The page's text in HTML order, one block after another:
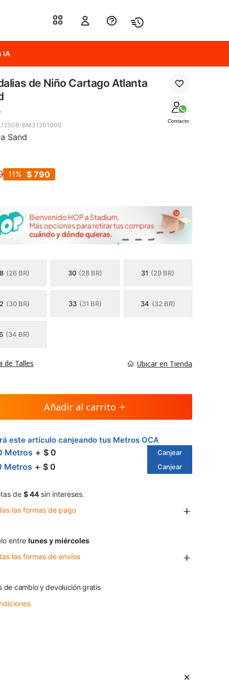
IA
de Niño Cartago Atlanta
Contacto
BM31201000
Sand
$ 790
11
(26 BR) 30 (28 BR) 31 (29 BR)
(30 BR) 33 (31 BR) 34 (32 BR)
(34 BR)
de Talles Ubicar en Tienda
Añadir al carrito
este artículo canjeando tus Metros OCA
Metros $ 0 Canjear
Metros $ 0 Canjear
de $ 44 sin intereses.
las formas de pago
entre lunes y miércoles
las formas de envíos
de cambio y devolución gratis